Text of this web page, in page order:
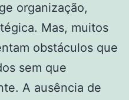
organização,
Mas, muitos
obstáculos que
sem que
A ausência de